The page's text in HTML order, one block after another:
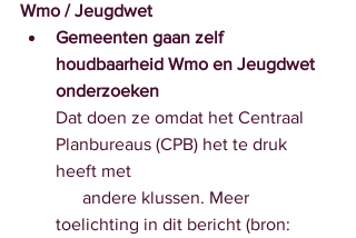
Wmo / Jeugdwet
Gemeenten gaan zelf
houdbaarheid Wmo en Jeugdwet
onderzoeken
Dat doen ze omdat het Centraal
Planbureaus (CPB) het te druk
heeft met
toelichting in dit bericht (bron: